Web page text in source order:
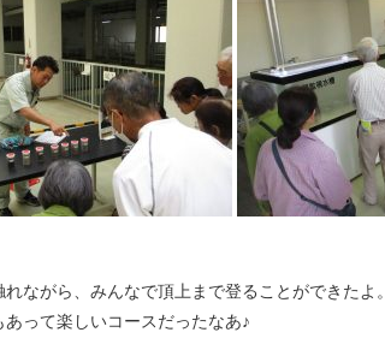
ながら、みんなで頂上まで登ることができたよ。
って楽しいコースだったなあ♪